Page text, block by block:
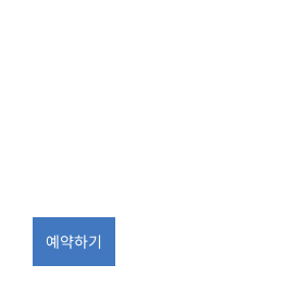
예약하기